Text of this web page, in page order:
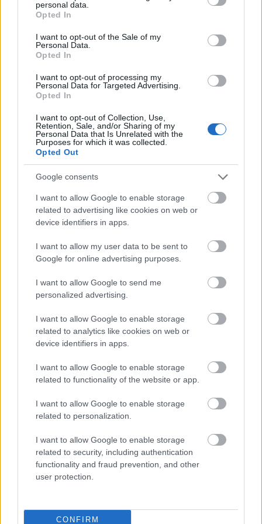
grant or deny consent to Google and its third-party tags to
use your data for below specified purposes in below Google
consent section.
personal data.
Opted In
I want to opt-out of the Sale of my
Personal Data.
Opted In
I want to opt-out of processing my
Personal Data for Targeted Advertising.
Opted In
I want to opt-out of Collection, Use,
Retention, Sale, and/or Sharing of my
Personal Data that Is Unrelated with the
Purposes for which it was collected.
Opted Out
Google consents
I want to allow Google to enable storage
related to advertising like cookies on web or
device identifiers in apps.
I want to allow my user data to be sent to
Google for online advertising purposes.
I want to allow Google to send me
personalized advertising.
I want to allow Google to enable storage
related to analytics like cookies on web or
device identifiers in apps.
I want to allow Google to enable storage
related to functionality of the website or app.
I want to allow Google to enable storage
related to personalization.
I want to allow Google to enable storage
related to security, including authentication
functionality and fraud prevention, and other
user protection.
CONFIRM
Melago
Event 5: 18. januar, Engadin La Diagonela
Event 6: 26. januar, Marcialonga (Grand Classic)
Event 7: 9. februar, Jizerská50 (Grand Classic)
Event 9: 16. februar Grönklitt ITT
Event 10: 2. mars, Vasaloppet (Grand Classic)
Classic)
Event 12: 22. mars, Marcialonga Bodø
Event 13: 29. mars, Reistadløpet
Event 14: 30. mars, Grand Finale Summit 2 Senja
Se også:Rekordmange kvinnelige Pro Team-
løpere i sesong XVI
Mer om Ski Classics og løpende oppdateringer
finner du påskiclassics.com .
Meld deg på vårt nyhetsbrev
Meld deg på
MEST LEST
2
makto
3 4 5